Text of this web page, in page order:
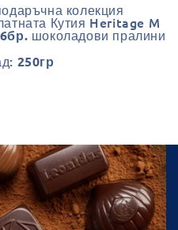
колекция
Кутия Heritage M
шоколадови пралини
250гр